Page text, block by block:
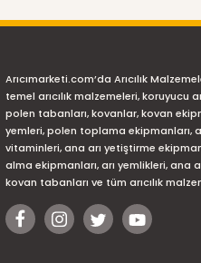
Arıcımarketi.com’da Arıcılık
temel arıcılık malzemeleri, koruyucu
polen tabanları, kovanlar, kovan
yemleri, polen toplama ekipmanları,
vitaminleri, ana arı yetiştirme
alma ekipmanları, arı yemlikleri, ana
kovan tabanları ve tüm arıcılık